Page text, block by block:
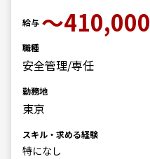
給与 〜410,000
職種
安全管理/専任
勤務地
東京
スキル・求める経験
特になし